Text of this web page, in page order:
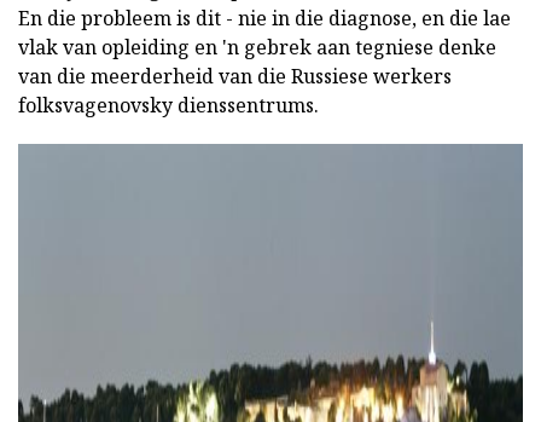
En die probleem is dit - nie in die diagnose, en die lae
vlak van opleiding en 'n gebrek aan tegniese denke
van die meerderheid van die Russiese werkers
folksvagenovsky dienssentrums.